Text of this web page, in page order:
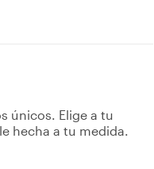
únicos. Elige a tu
hecha a tu medida.